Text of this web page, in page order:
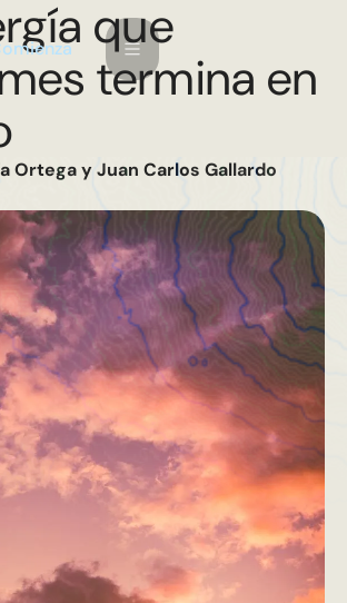
omienza
que
termina en
Ortega y Juan Carlos Gallardo